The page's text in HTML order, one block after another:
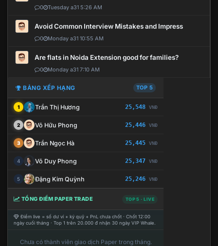
0 Tuesday a31 5:26 AM
Avoid Common Interview Mistakes and Impress
0 Monday a31 10:55 AM
Are flats in Noida Extension good for families?
0 Monday a31 7:10 AM
BẢNG XẾP HẠNG TOP 5
1 Trần Thị Hương 25,548 VNĐ
2 Võ Hữu Phong 25,446 VNĐ
3 Trần Ngọc Hà 25,445 VNĐ
4 Võ Duy Phong 25,347 VNĐ
5 Đặng Kim Quỳnh 25,246 VNĐ
TỔNG ĐIỂM PAPER TRADE TOP 5 · LIVE
Điểm live = số dư ví + ký quỹ + PnL chưa chốt · Chốt 12:00
ngày cuối tháng · Top 1 trên 20.000 đ nhận 30 ngày VIP Whale.
Chưa có thành viên giao dịch Paper trong tháng.